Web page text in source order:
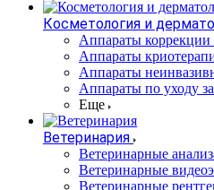
Косметология и
Аппараты
Аппараты
Аппараты
Аппараты по уходу
Еще
Ветеринария
Ветеринарные
Ветеринарные
Ветеринарные